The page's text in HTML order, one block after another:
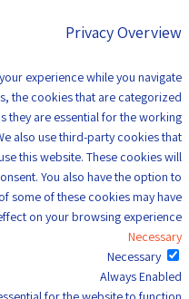
Privacy Overview
experience while you navigate
the cookies that are categorized
they are essential for the working
also use third-party cookies that
this website. These cookies will
You also have the option to
some of these cookies may have
effect on your browsing experience.
Necessary
Necessary
Always Enabled